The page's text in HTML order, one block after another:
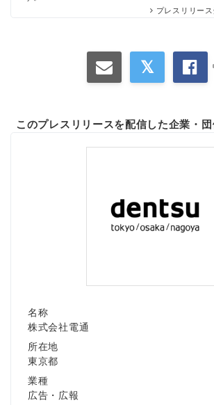
プレスリリー
このプレスリリースを配信した企業・
名称
株式会社電通
所在地
東京都
業種
広告・広報